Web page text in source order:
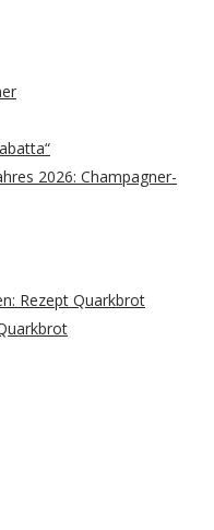
2026: Champagner-
Rezept Quarkbrot